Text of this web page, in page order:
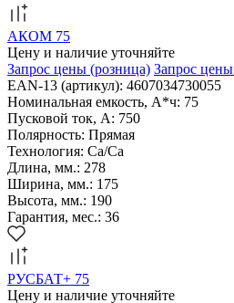
АКОМ 75
Цену и наличие уточняйте
Запрос цены (розница) Запрос цены
EAN-13 (артикул): 4607034730055
Номинальная емкость, А*ч: 75
Пусковой ток, А: 750
Полярность: Прямая
Технология: Са/Са
Длина, мм.: 278
Ширина, мм.: 175
Высота, мм.: 190
Гарантия, мес.: 36
РУСБАТ+ 75
Цену и наличие уточняйте